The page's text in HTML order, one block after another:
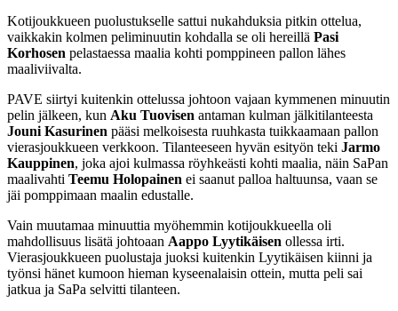
Kotijoukkueen puolustukselle sattui nukahduksia pitkin ottelua,
vaikkakin kolmen peliminuutin kohdalla se oli hereillä Pasi
Korhosen pelastaessa maalia kohti pomppineen pallon lähes
maaliviivalta.
PAVE siirtyi kuitenkin ottelussa johtoon vajaan kymmenen minuutin
pelin jälkeen, kun Aku Tuovisen antaman kulman jälkitilanteesta
Jouni Kasurinen pääsi melkoisesta ruuhkasta tuikkaamaan pallon
vierasjoukkueen verkkoon. Tilanteeseen hyvän esityön teki Jarmo
Kauppinen, joka ajoi kulmassa röyhkeästi kohti maalia, näin SaPan
maalivahti Teemu Holopainen ei saanut palloa haltuunsa, vaan se
jäi pomppimaan maalin edustalle.
Vain muutamaa minuuttia myöhemmin kotijoukkueella oli
mahdollisuus lisätä johtoaan Aappo Lyytikäisen ollessa irti.
Vierasjoukkueen puolustaja juoksi kuitenkin Lyytikäisen kiinni ja
työnsi hänet kumoon hieman kyseenalaisin ottein, mutta peli sai
jatkua ja SaPa selvitti tilanteen.